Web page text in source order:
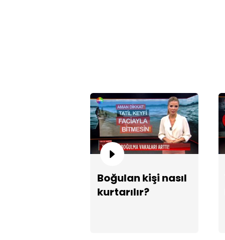
Boğulan kişi nasıl
kurtarılır?